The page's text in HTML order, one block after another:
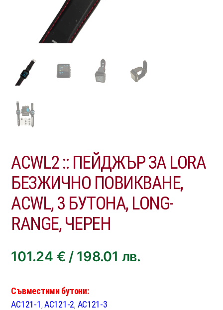
ACWL2 :: ПЕЙДЖЪР ЗА LORA
БЕЗЖИЧНО ПОВИКВАНЕ,
ACWL, 3 БУТОНА, LONG-
RANGE, ЧЕРЕН
101.24 € / 198.01 лв.
Съвместими бутони:
AC121-1,AC121-2, AC121-3